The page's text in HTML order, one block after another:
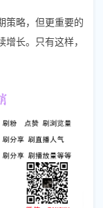
策略，但更重要的
长。只有这样，